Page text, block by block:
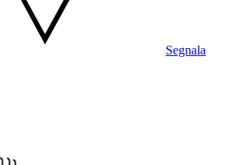
Segnala